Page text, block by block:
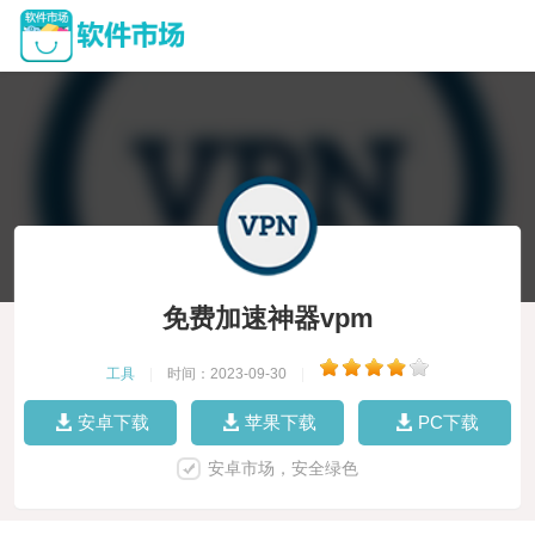
免费加速神器vpm
工具 时间：2023-09-30
安卓下载 苹果下载 PC下载
安卓市场，安全绿色